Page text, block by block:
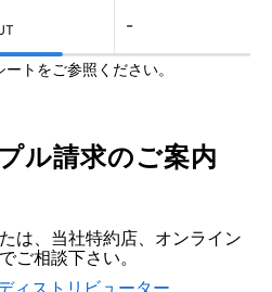
-
トをご参照ください。
ル請求のご案内
は、当社特約店、オンライン
ご相談下さい。
ィストリビューター